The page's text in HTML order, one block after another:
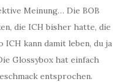
Meinung… Die BOB
die ICH bisher hatte, die
ICH kann damit leben, du ja
Glossybox hat einfach
entsprochen.